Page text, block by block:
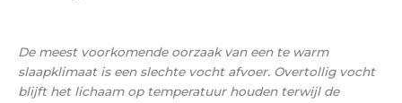
De meest voorkomende oorzaak van een te warm
slaapklimaat is een slechte vocht afvoer. Overtollig vocht
blijft het lichaam op temperatuur houden terwijl de